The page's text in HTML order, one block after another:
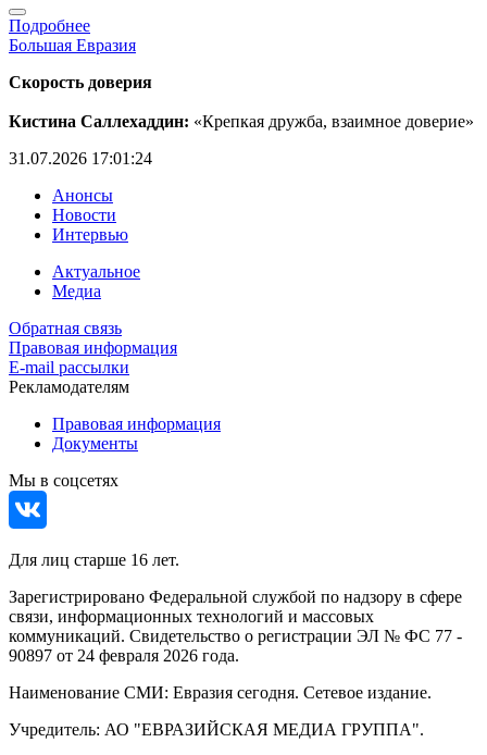
Подробнее
Большая Евразия
Скорость доверия
Кистина Саллехаддин: «Крепкая дружба, взаимное доверие»
31.07.2026 17:01:24
Анонсы
Новости
Интервью
Актуальное
Медиа
Обратная связь
Правовая информация
E-mail рассылки
Рекламодателям
Правовая информация
Документы
Мы в соцсетях
Для лиц старше 16 лет.
Зарегистрировано Федеральной службой по надзору в сфере
связи, информационных технологий и массовых
коммуникаций. Свидетельство о регистрации ЭЛ № ФС 77 -
90897 от 24 февраля 2026 года.
Наименование СМИ: Евразия сегодня. Сетевое издание.
Учредитель: АО "ЕВРАЗИЙСКАЯ МЕДИА ГРУППА".